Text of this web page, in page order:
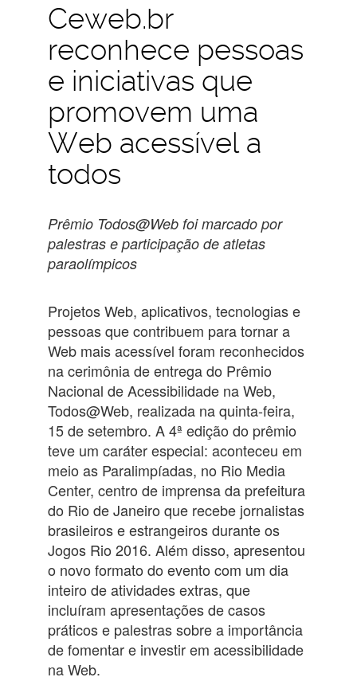
Ceweb.br
reconhece pessoas
e iniciativas que
promovem uma
Web acessível a
todos
Prêmio Todos@Web foi marcado por
palestras e participação de atletas
paraolímpicos
Projetos Web, aplicativos, tecnologias e
pessoas que contribuem paratornar a
Web mais acessível foram reconhecidos
na cerimônia de entrega do Prêmio
Nacional de Acessibilidade na Web,
Todos@Web, realizada na quinta-feira,
15 de setembro. A 4ª edição do prêmio
teve um caráter especial: aconteceu em
meio as Paralimpíadas, no Rio Media
Center, centro de imprensa da prefeitura
do Rio de Janeiro que recebe jornalistas
brasileiros e estrangeiros durante os
Jogos Rio 2016. Além disso, apresentou
o novo formato do evento com um dia
inteiro de atividades extras, que
incluíram apresentações de casos
práticos e palestras sobre a importância
de fomentar e investir em acessibilidade
na Web.